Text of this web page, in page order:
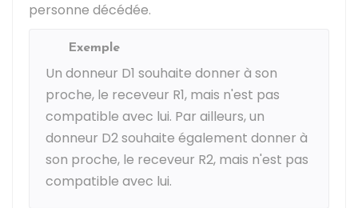
personne décédée.
Exemple
Un donneur D1 souhaite donner à son
proche, le receveur R1, mais n'est pas
compatible avec lui. Par ailleurs, un
donneur D2 souhaite également donner à
son proche, le receveur R2, mais n'est pas
compatible avec lui.